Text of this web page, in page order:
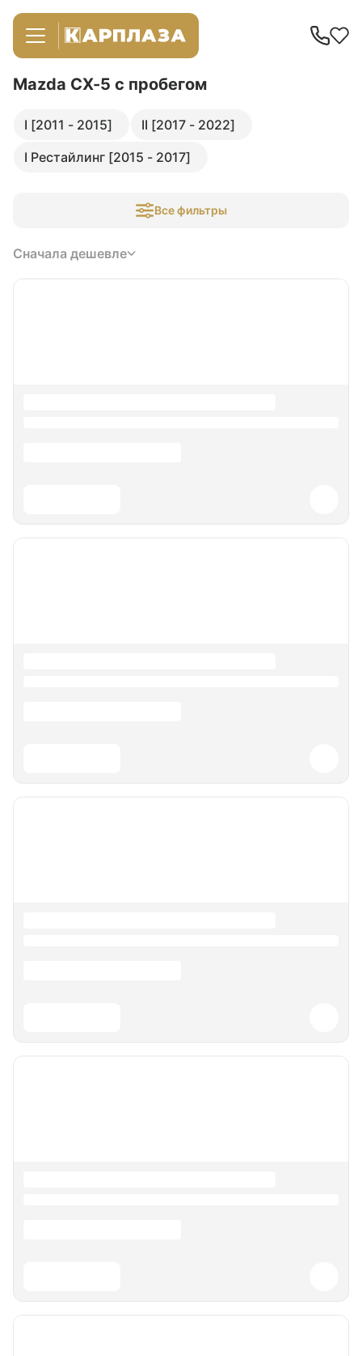
Mazda CX-5 с пробегом
I [2011 - 2015]
II [2017 - 2022]
I Рестайлинг [2015 - 2017]
Все фильтры
Сначала дешевле